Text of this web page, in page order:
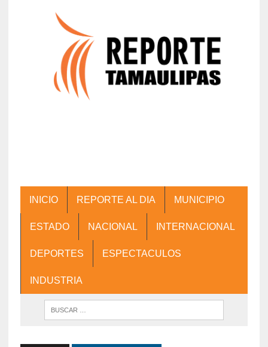
INICIO REPORTE AL DIA MUNICIPIO
ESTADO NACIONAL INTERNACIONAL
DEPORTES ESPECTACULOS
INDUSTRIA